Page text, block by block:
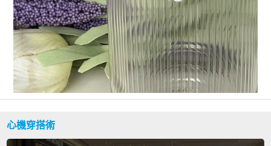
心機穿搭術